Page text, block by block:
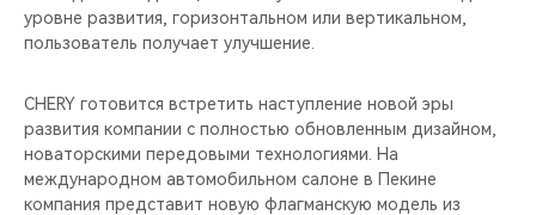
уровне развития, горизонтальном или вертикальном,
пользователь получает улучшение.
CHERY готовится встретить наступление новой эры
развития компании с полностью обновленным дизайном,
новаторскими передовыми технологиями. На
международном автомобильном салоне в Пекине
компания представит новую флагманскую модель из